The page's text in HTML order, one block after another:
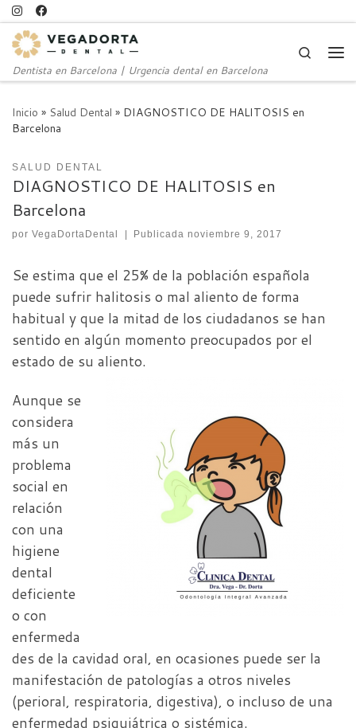
Saltar al contenido
Dentista en Barcelona | Urgencia dental en Barcelona
Search
Inicio » Salud Dental » DIAGNOSTICO DE HALITOSIS en
Barcelona
SALUD DENTAL
DIAGNOSTICO DE HALITOSIS en
Barcelona
por VegaDortaDental Publicadanoviembre 9, 2017
Se estima que el 25% de la población española
puede sufrir halitosis o mal aliento de forma
habitual y que la mitad de los ciudadanos se han
sentido en algún momento preocupados por el
estado de su aliento.
Aunque se
considera
más un
problema
social en
relación
con una
higiene
dental
deficiente
o con
enfermeda
des de la cavidad oral, en ocasiones puede ser la
manifestación de patologías a otros niveles
(perioral, respiratoria, digestiva), o incluso de una
enfermedad psiquiátrica o sistémica.